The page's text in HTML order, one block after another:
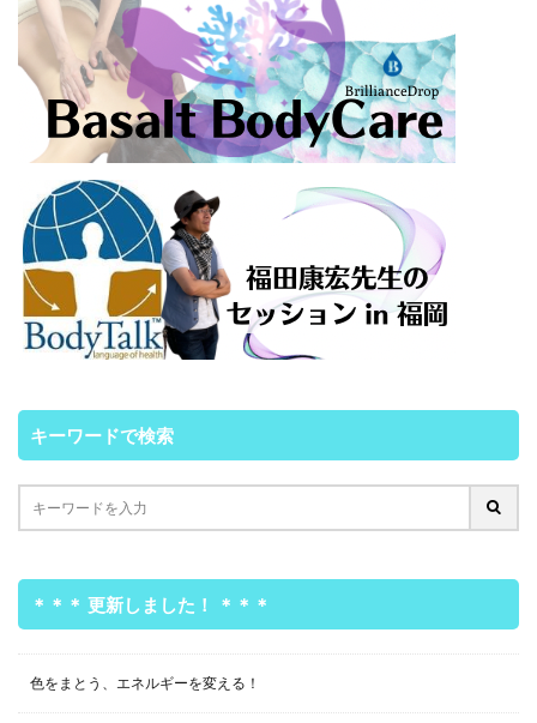
キーワードで検索
＊＊＊ 更新しました！ ＊＊＊
色をまとう、エネルギーを変える！